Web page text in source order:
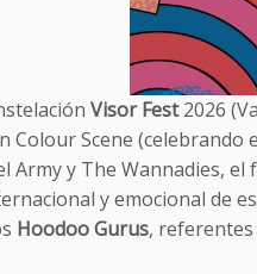
Visor Fest2026
Colour Scene (celebrando
Army y The Wannadies,
y emocional de
Hoodoo Gurus,